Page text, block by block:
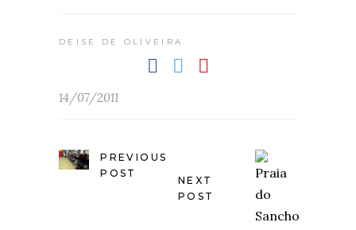
DEISE DE OLIVEIRA
14/07/2011
PREVIOUS
POST
NEXT
POST